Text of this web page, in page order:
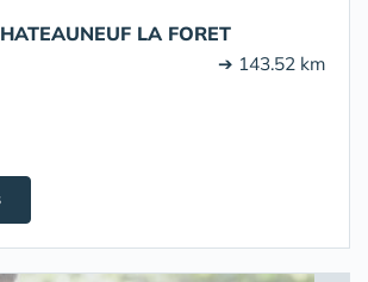
LA FORET
➔ 143.52 km